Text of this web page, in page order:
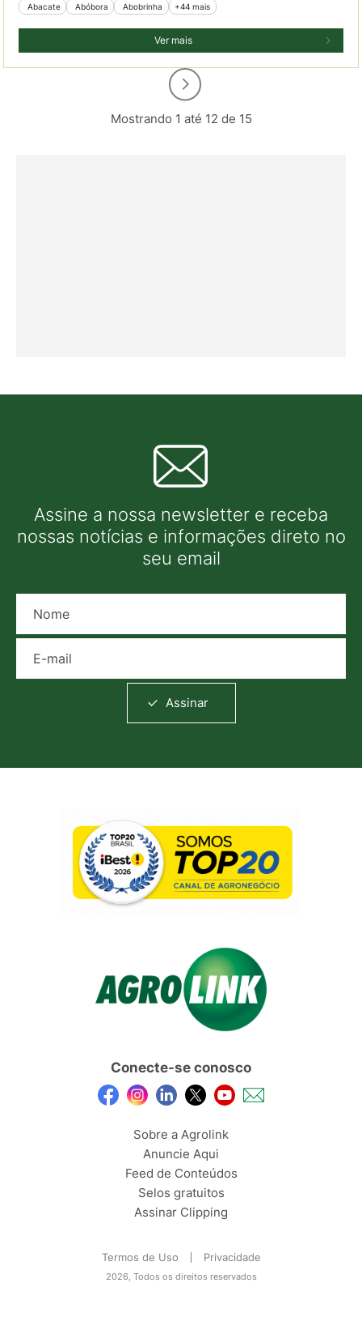
Abacate Abóbora Abobrinha +44 mais
Ver mais
Mostrando 1 até 12 de 15
Assine a nossa newsletter e receba
nossas notícias e informações direto no
seu email
Assinar
Conecte-se conosco
Sobre a Agrolink
Anuncie Aqui
Feed de Conteúdos
Selos gratuitos
Assinar Clipping
Termos de Uso Privacidade
2026, Todos os direitos reservados